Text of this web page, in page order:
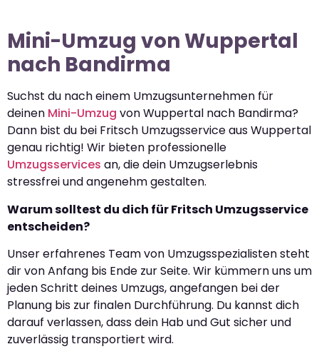
Mini-Umzug von Wuppertal
nach Bandirma
Suchst du nach einem Umzugsunternehmen für
deinen Mini-Umzug von Wuppertal nach Bandirma?
Dann bist du bei Fritsch Umzugsservice aus Wuppertal
genau richtig! Wir bieten professionelle
Umzugsservices an, die dein Umzugserlebnis
stressfrei und angenehm gestalten.
Warum solltest du dich für Fritsch Umzugsservice
entscheiden?
Unser erfahrenes Team von Umzugsspezialisten steht
dir von Anfang bis Ende zur Seite. Wir kümmern uns um
jeden Schritt deines Umzugs, angefangen bei der
Planung bis zur finalen Durchführung. Du kannst dich
darauf verlassen, dass dein Hab und Gut sicher und
zuverlässig transportiert wird.